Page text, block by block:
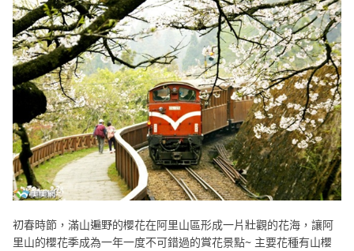
初春時節，滿山遍野的櫻花在阿里山區形成一片壯觀的花海，讓阿
里山的櫻花季成為一年一度不可錯過的賞花景點~ 主要花種有山櫻